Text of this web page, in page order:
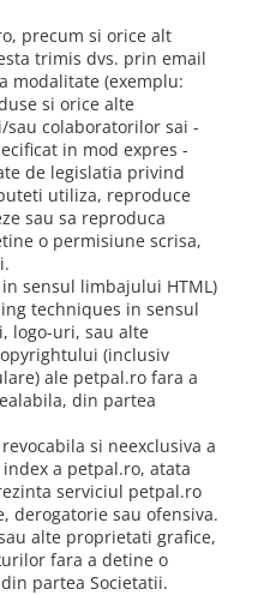
precum si orice alt
trimis dvs. prin email
modalitate (exemplu:
si orice alte
colaboratorilor sai -
in mod expres -
de legislatia privind
utiliza, reproduce
sau sa reproduca
o permisiune scrisa,
sensul limbajului HTML)
techniques in sensul
logo-uri, sau alte
(inclusiv
ale petpal.ro fara a
din partea
si neexclusiva a
a petpal.ro, atata
serviciul petpal.ro
derogatorie sau ofensiva.
alte proprietati grafice,
fara a detine o
partea Societatii.